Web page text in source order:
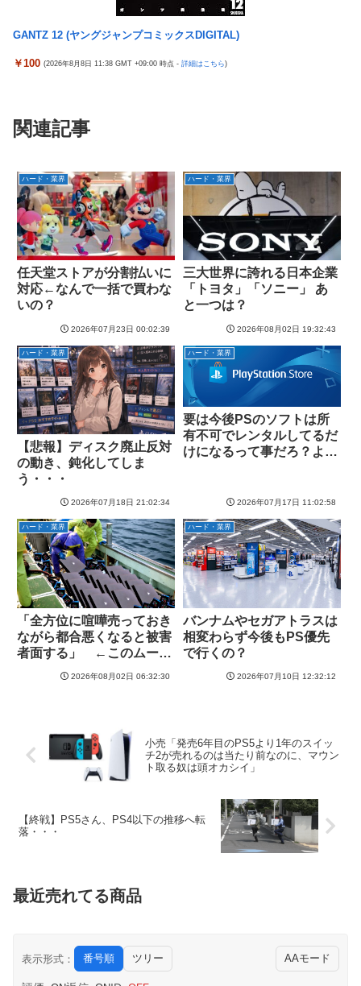
GANTZ 12 (ヤングジャンプコミックスDIGITAL)
￥100 (2026年8月8日 11:38 GMT +09:00 時点 - 詳細はこちら)
関連記事
ハード・業界
任天堂ストアが分割払いに
対応←なんで一括で買わな
いの？
2026年07月23日 00:02:39
ハード・業界
三大世界に誇れる日本企業
「トヨタ」「ソニー」 あ
と一つは？
2026年08月02日 19:32:43
ハード・業界
【悲報】ディスク廃止反対
の動き、鈍化してしま
う・・・
2026年07月18日 21:02:34
ハード・業界
要は今後PSのソフトは所
有不可でレンタルしてるだ
けになるって事だろ？よく
2026年07月17日 11:02:58
ハード・業界
「全方位に喧嘩売っておき
ながら都合悪くなると被害
者面する」 ←このムーブ
に名前つけよう
2026年08月02日 06:32:30
ハード・業界
バンナムやセガアトラスは
相変わらず今後もPS優先
で行くの？
2026年07月10日 12:32:12
小売「発売6年目のPS5より1年のスイッ
チ2が売れるのは当たり前なのに、マウン
ト取る奴は頭オカシイ」
【終戦】PS5さん、PS4以下の推移へ転
落・・・
最近売れてる商品
表示形式： 番号順 ツリー AAモード